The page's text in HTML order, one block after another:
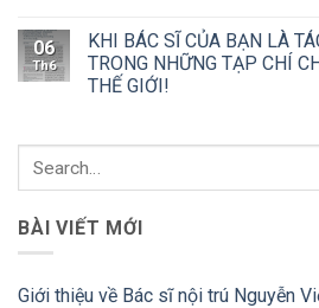
06
Th6
KHI BÁC SĨ CỦA BẠN LÀ
TRONG NHỮNG TẠP CHÍ
THẾ GIỚI!
BÀI VIẾT MỚI
Giới thiệu về Bác sĩ nội trú Nguyễn